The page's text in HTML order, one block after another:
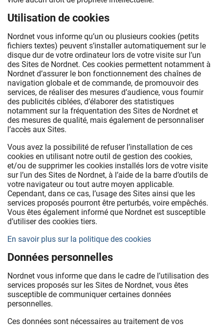
Utilisation de cookies
Nordnet vous informe qu’un ou plusieurs cookies (petits
fichiers textes) peuvent s’installer automatiquement sur le
disque dur de votre ordinateur lors de votre visite sur l’un
des Sites de Nordnet. Ces cookies permettent notamment à
Nordnet d’assurer le bon fonctionnement des chaînes de
navigation globale et de commande, de promouvoir des
services, de réaliser des mesures d’audience, vous fournir
des publicités ciblées, d’élaborer des statistiques
notamment sur la fréquentation des Sites de Nordnet et
des mesures de qualité, mais également de personnaliser
l’accès aux Sites.
Vous avez la possibilité de refuser l’installation de ces
cookies en utilisant notre outil de gestion des cookies,
et/ou de supprimer les cookies installés lors de votre visite
sur l’un des Sites de Nordnet, à l’aide de la barre d’outils de
votre navigateur ou tout autre moyen applicable.
Cependant, dans ce cas, l’usage des Sites ainsi que les
services proposés pourront être perturbés, voire empêchés.
Vous êtes également informé que Nordnet est susceptible
d’utiliser des cookies tiers.
En savoir plus sur la politique des cookies
Données personnelles
Nordnet vous informe que dans le cadre de l’utilisation des
services proposés sur les Sites de Nordnet, vous êtes
susceptible de communiquer certaines données
personnelles.
Ces données sont nécessaires au traitement de vos